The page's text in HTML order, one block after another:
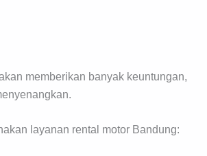
memberikan banyak keuntungan,
layanan rental motor Bandung: